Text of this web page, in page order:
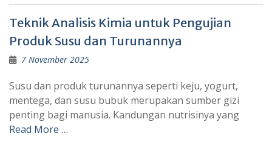
Teknik Analisis Kimia untuk Pengujian
Produk Susu dan Turunannya
7 November 2025
Susu dan produk turunannya seperti keju, yogurt,
mentega, dan susu bubuk merupakan sumber gizi
penting bagi manusia. Kandungan nutrisinya yang
Read More …